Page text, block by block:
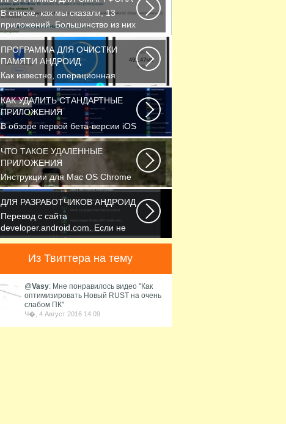
В списке, как мы сказали, 13
приложений. Большинство из них
кросс-платформенные...
ПРОГРАММА ДЛЯ ОЧИСТКИ
ПАМЯТИ АНДРОИД
Как известно, операционная
система Android, также как и
Windows, страдает...
КАК УДАЛИТЬ СТАНДАРТНЫЕ
ПРИЛОЖЕНИЯ
В обзоре первой бета-версии iOS
10 мы рассказали вам, что в
новой версии...
ЧТО ТАКОЕ УДАЛЕННЫЕ
ПРИЛОЖЕНИЯ
Инструкции для Mac OS Chrome
начнет скачивать DMG-файл.
Нажмите Сохранить...
ДЛЯ РАЗРАБОТЧИКОВ АНДРОИД
Перевод с сайта
developer.android.com. Если не
указано иное, этот контент...
Из Твиттера на тему
@Vasy: Мне понравилось видео "Как
оптимизировать Новый RUST на очень
слабом ПК"
Ч�, 4 Август 2016 14:09